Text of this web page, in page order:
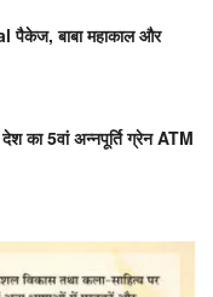
बाबा महाकाल और
का 5वां अन्नपूर्ति ग्रेन ATM